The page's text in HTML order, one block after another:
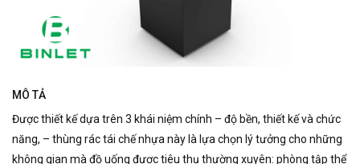
MÔ TẢ
Được thiết kế dựa trên 3 khái niệm chính – độ bền, thiết kế và chức
năng, – thùng rác tái chế nhựa này là lựa chọn lý tưởng cho những
không gian mà đồ uống được tiêu thụ thường xuyên: phòng tập thể